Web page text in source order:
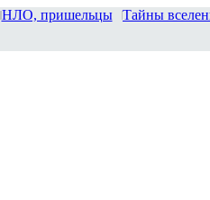
НЛО, пришельцы Тайны